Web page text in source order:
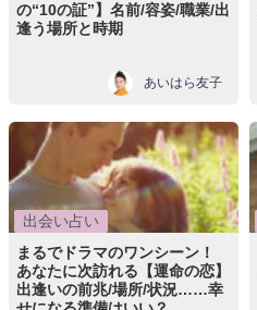
の“10の証”】名前/容姿/職業/出
逢う場所と時期
あいはら友子
出会い占い
まるでドラマのワンシーン！
あなたに次訪れる【運命の恋】
出逢いの前兆/場所/状況……幸